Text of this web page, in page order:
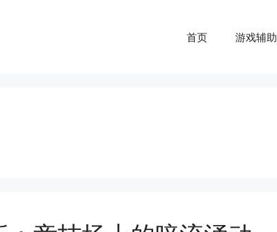
首页 游戏辅助